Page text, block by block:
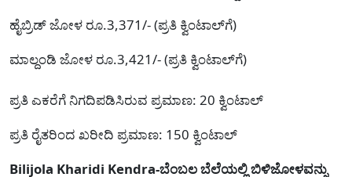
ಹೈಬ್ರಿಡ್ ಜೋಳ ರೂ.3,371/- (ಪ್ರತಿ ಕ್ವಿಂಟಾಲ್‌ಗೆ)
ಮಾಲ್ದಂಡಿ ಜೋಳ ರೂ.3,421/- (ಪ್ರತಿ ಕ್ವಿಂಟಾಲ್‌ಗೆ)
ಪ್ರತಿ ಎಕರೆಗೆ ನಿಗದಿಪಡಿಸಿರುವ ಪ್ರಮಾಣ: 20 ಕ್ವಿಂಟಾಲ್
ಪ್ರತಿ ರೈತರಿಂದ ಖರೀದಿ ಪ್ರಮಾಣ: 150 ಕ್ವಿಂಟಾಲ್
Bilijola Kharidi Kendra-ಬೆಂಬಲ ಬೆಲೆಯಲ್ಲಿ ಬಿಳಿಜೋಳವನ್ನು